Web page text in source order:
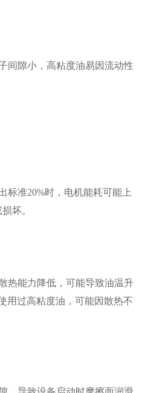
间隙小，高粘度油易因流动性
标准20%时，电机能耗可能上
坏。
热能力降低，可能导致油温升
用过高粘度油，可能因散热不